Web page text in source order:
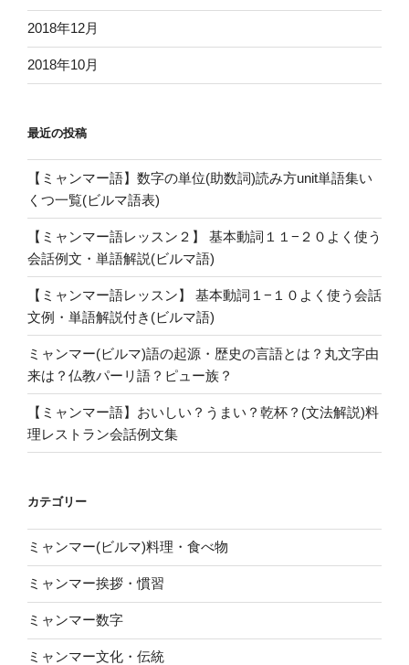
2018年12月
2018年10月
最近の投稿
【ミャンマー語】数字の単位(助数詞)読み方unit単語集い
くつ一覧(ビルマ語表)
【ミャンマー語レッスン２】 基本動詞１１−２０よく使う
会話例文・単語解説(ビルマ語)
【ミャンマー語レッスン】 基本動詞１−１０よく使う会話
文例・単語解説付き(ビルマ語)
ミャンマー(ビルマ)語の起源・歴史の言語とは？丸文字由
来は？仏教パーリ語？ピュー族？
【ミャンマー語】おいしい？うまい？乾杯？(文法解説)料
理レストラン会話例文集
カテゴリー
ミャンマー(ビルマ)料理・食べ物
ミャンマー挨拶・慣習
ミャンマー数字
ミャンマー文化・伝統